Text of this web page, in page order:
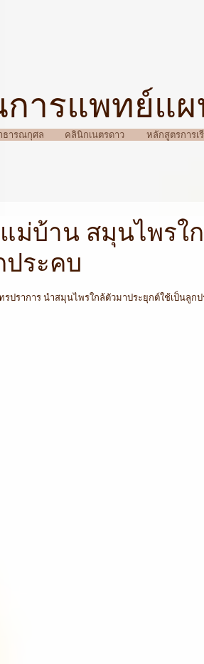
ารแพทย์แ
หลักสูตรการ
ธารณกุศล คลินิกเนตรดาว
ม่บ้าน สมุนไพรใ
ประคบ
ปราการ นำสมุนไพรใกล้ตัวมาประยุกต์ใช้เป็นลูก